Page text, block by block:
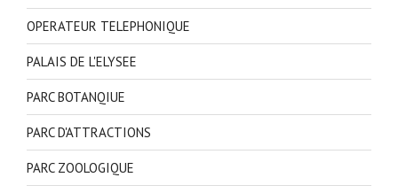
OPERATEUR TELEPHONIQUE
PALAIS DE L'ELYSEE
PARC BOTANQIUE
PARC D'ATTRACTIONS
PARC ZOOLOGIQUE